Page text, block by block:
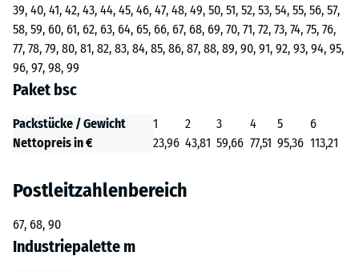
39, 40, 41, 42, 43, 44, 45, 46, 47, 48, 49, 50, 51, 52, 53, 54, 55, 56, 57,
58, 59, 60, 61, 62, 63, 64, 65, 66, 67, 68, 69, 70, 71, 72, 73, 74, 75, 76,
77, 78, 79, 80, 81, 82, 83, 84, 85, 86, 87, 88, 89, 90, 91, 92, 93, 94, 95,
96, 97, 98, 99
Paket bsc
Packstücke / Gewicht 1 2 3 4 5
6
Nettopreis in €
23,96 43,81 59,66 77,51 95,36 113,21
Postleitzahlenbereich
67, 68, 90
Industriepalette m